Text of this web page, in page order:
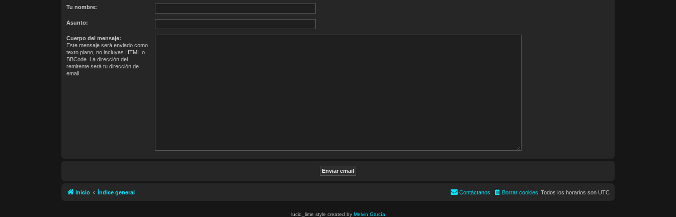
Tu nombre:
Asunto:
Cuerpo del mensaje:
Este mensaje será enviado como
texto plano, no incluyas HTML o
BBCode. La dirección del
remitente será tu dirección de
email.
Inicio Índice general Todos los horarios son UTC
Borrar cookies
Contáctanos
lucid_lime style created by Melvin García